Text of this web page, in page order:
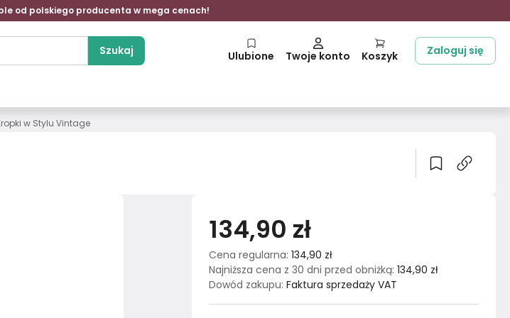
od polskiego producenta w mega cenach!
Szukaj Ulubione Twoje konto Koszyk Zaloguj się
w Stylu Vintage
134,90 zł
Cena regularna: 134,90 zł
Najniższa cena z 30 dni przed obniżką: 134,90 zł
Dowód zakupu: Faktura sprzedaży VAT